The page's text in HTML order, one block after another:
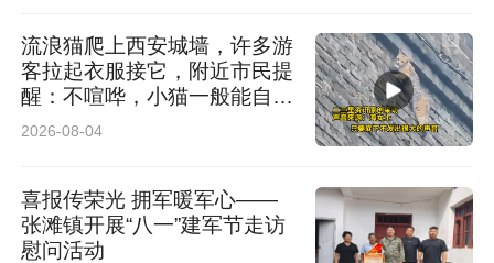
烟尘污染的物质的，由县级以上地方人民政府确
定的监督管理部门责令改正，并可以处五百元以
上二千元以下的罚款。”决定对普洱市职业教育中
心焚烧落叶的行为处罚款人民币1400元的行政处
罚。
流浪猫爬上西安城墙，许多游
客拉起衣服接它，附近市民提
醒：不喧哗，小猫一般能自行
脱困
2026-08-04
喜报传荣光 拥军暖军心——
张滩镇开展“八一”建军节走访
慰问活动